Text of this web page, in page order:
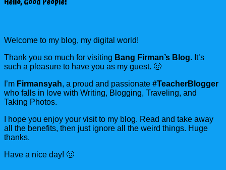
Welcome to my blog, my digital world!
Thank you so much for visiting Bang Firman’s Blog. It’s
such a pleasure to have you as my guest. 🙂
I’m Firmansyah, a proud and passionate #TeacherBlogger
who falls in love with Writing, Blogging, Traveling, and
Taking Photos.
I hope you enjoy your visit to my blog. Read and take away
all the benefits, then just ignore all the weird things. Huge
thanks.
Have a nice day! 🙂